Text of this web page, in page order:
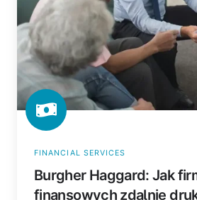
zdalnie
drukuje
czeki
w
modelu
pracy
hybrydowej
FINANCIAL SERVICES
Burgher Haggard: Jak
finansowych zdalnie